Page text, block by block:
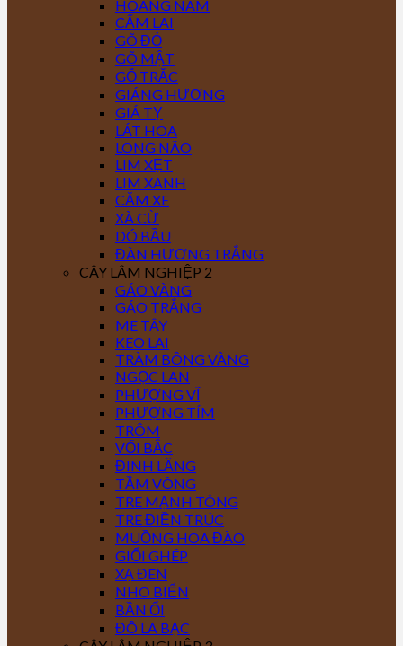
HOÀNG NAM
CẨM LAI
GÕ ĐỎ
GÕ MẬT
GỖ TRẮC
GIÁNG HƯƠNG
GIÁ TỴ
LÁT HOA
LONG NÃO
LIM XẸT
LIM XANH
CĂM XE
XÀ CỪ
DÓ BẦU
ĐÀN HƯƠNG TRẮNG
CÂY LÂM NGHIỆP 2
GÁO VÀNG
GÁO TRẮNG
ME TÂY
KEO LAI
TRÀM BÔNG VÀNG
NGỌC LAN
PHƯỢNG VĨ
PHƯỢNG TÍM
TRÔM
VỐI BẮC
ĐINH LĂNG
TẦM VÔNG
TRE MẠNH TÔNG
TRE ĐIỀN TRÚC
MUỒNG HOA ĐÀO
GIỔI GHÉP
XẠ ĐEN
NHO BIỂN
BẦN ỔI
ĐÔ LA BẠC